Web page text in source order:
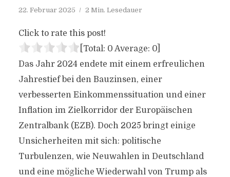
22. Februar 2025 2 Min. Lesedauer
Click to rate this post!
[Total: 0 Average: 0]
Das Jahr 2024 endete mit einem erfreulichen
Jahrestief bei den Bauzinsen, einer
verbesserten Einkommenssituation und einer
Inflation im Zielkorridor der Europäischen
Zentralbank (EZB). Doch 2025 bringt einige
Unsicherheiten mit sich: politische
Turbulenzen, wie Neuwahlen in Deutschland
und eine mögliche Wiederwahl von Trump als